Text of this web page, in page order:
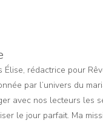
Élise, rédactrice pour
par l’univers du
avec nos lecteurs les
le jour parfait. Ma